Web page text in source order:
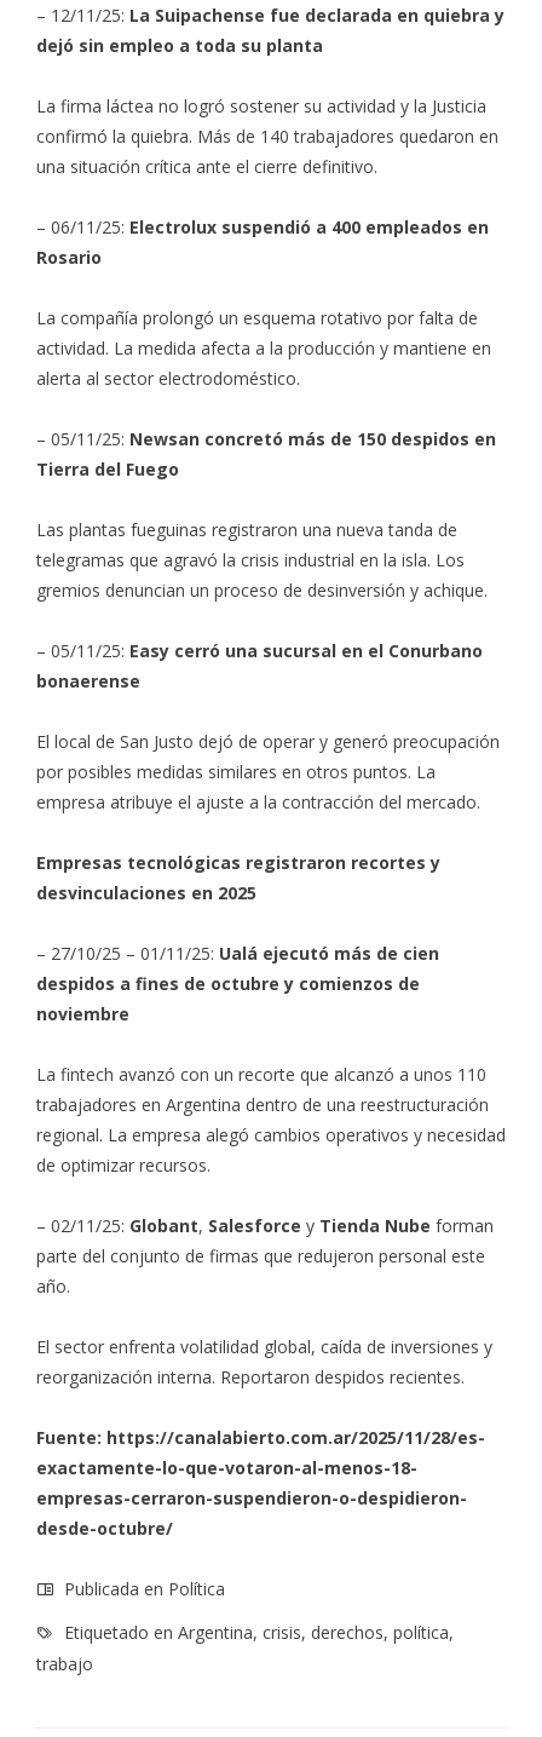
– 12/11/25: La Suipachense fue declarada en quiebra y
dejó sin empleo a toda su planta
La firma láctea no logró sostener su actividad y la Justicia
confirmó la quiebra. Más de 140 trabajadores quedaron en
una situación crítica ante el cierre definitivo.
– 06/11/25: Electrolux suspendió a 400 empleados en
Rosario
La compañía prolongó un esquema rotativo por falta de
actividad. La medida afecta a la producción y mantiene en
alerta al sector electrodoméstico.
– 05/11/25: Newsan concretó más de 150 despidos en
Tierra del Fuego
Las plantas fueguinas registraron una nueva tanda de
telegramas que agravó la crisis industrial en la isla. Los
gremios denuncian un proceso de desinversión y achique.
– 05/11/25: Easy cerró una sucursal en el Conurbano
bonaerense
El local de San Justo dejó de operar y generó preocupación
por posibles medidas similares en otros puntos. La
empresa atribuye el ajuste a la contracción del mercado.
Empresas tecnológicas registraron recortes y
desvinculaciones en 2025
– 27/10/25 – 01/11/25: Ualá ejecutó más de cien
despidos a fines de octubre y comienzos de
noviembre
La fintech avanzó con un recorte que alcanzó a unos 110
trabajadores en Argentina dentro de una reestructuración
regional. La empresa alegó cambios operativos y necesidad
de optimizar recursos.
– 02/11/25: Globant, Salesforce y Tienda Nube forman
parte del conjunto de firmas que redujeron personal este
año.
El sector enfrenta volatilidad global, caída de inversiones y
reorganización interna. Reportaron despidos recientes.
Fuente: https://canalabierto.com.ar/2025/11/28/es-
exactamente-lo-que-votaron-al-menos-18-
empresas-cerraron-suspendieron-o-despidieron-
desde-octubre/
Publicada en Política
Etiquetado en Argentina, crisis, derechos, política,
trabajo